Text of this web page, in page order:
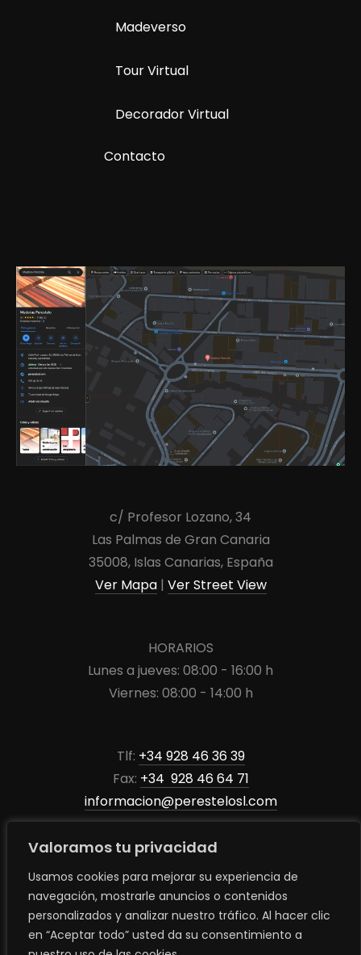
Valoramos tu privacidad
Usamos cookies para mejorar su experiencia de
navegación, mostrarle anuncios o contenidos
personalizados y analizar nuestro tráfico. Al hacer clic
en “Aceptar todo” usted da su consentimiento a
Madeverso
Tour Virtual
Decorador Virtual
Contacto
c/ Profesor Lozano, 34
Las Palmas de Gran Canaria
35008, Islas Canarias, España
Ver Mapa| Ver Street View
HORARIOS
Lunes a jueves: 08:00 - 16:00 h
Viernes: 08:00 - 14:00 h
Tlf: +34 928 46 36 39
Fax: +34 928 46 64 71
informacion@perestelosl.com
© 2025 Maderas Perestelo S.L. | Madera de calidad adaptada a